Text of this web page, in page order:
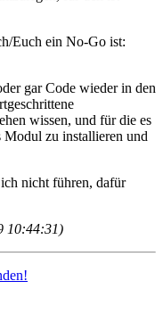
Euch ein No-Go ist:
gar Code wieder in den
wissen, und für die es
Modul zu installieren und
nicht führen, dafür
10:44:31)